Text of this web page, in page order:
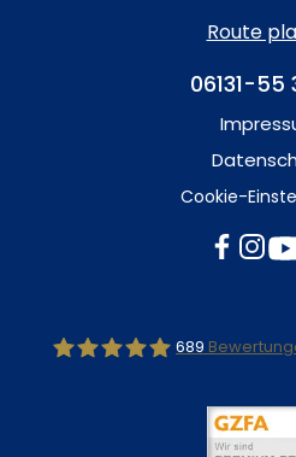
Route
06131-55
Cookie-
Dr.Kraus Zahnärzte
689